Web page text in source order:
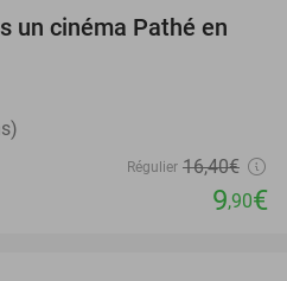
40%
un cinéma Pathé en
Régulier 16,40€
9,90€